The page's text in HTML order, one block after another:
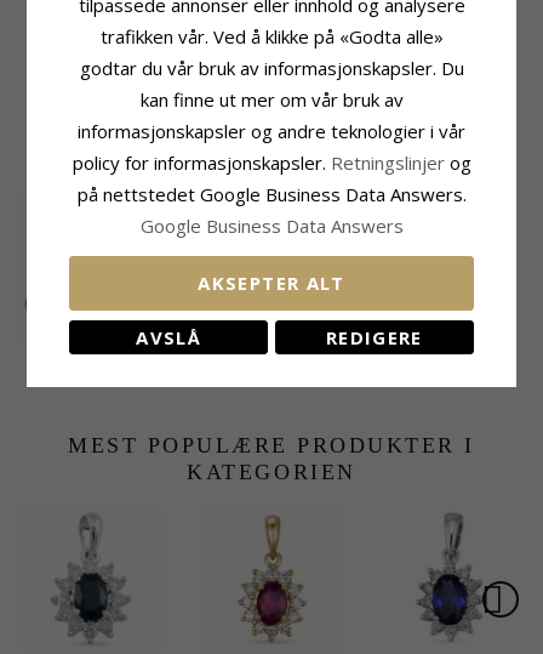
Farge:Grønn
Zirkon
Bredde: 9,2 mm
Dybde:2,9 mm
Leveringstid
Ca. 5-10 Hverdager
KUNDER KJØPER OGSÅ
Safir ring i sølv
Rosett blå syntetisk
MEST POPULÆRE PRODUKTER I
KATEGORIEN
trafikken vår. Ved å klikke på «Godta alle»
godtar du vår bruk av informasjonskapsler. Du
kan finne ut mer om vår bruk av
informasjonskapsler og andre teknologier i vår
policy for informasjonskapsler. Retningslinjer og
på nettstedet Google Business Data Answers.
Google Business Data Answers
AKSEPTER ALT
AVSLÅ REDIGERE